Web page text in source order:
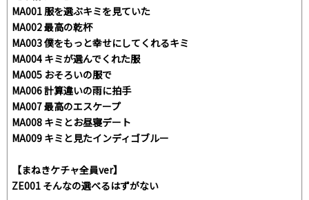
MA001 服を選ぶキミを見ていた
MA002 最高の乾杯
MA003 僕をもっと幸せにしてくれるキミ
MA004 キミが選んでくれた服
MA005 おそろいの服で
MA006 計算違いの雨に拍手
MA007 最高のエスケープ
MA008 キミとお昼寝デート
MA009 キミと見たインディゴブルー
【まねきケチャ全員ver】
ZE001 そんなの選べるはずがない